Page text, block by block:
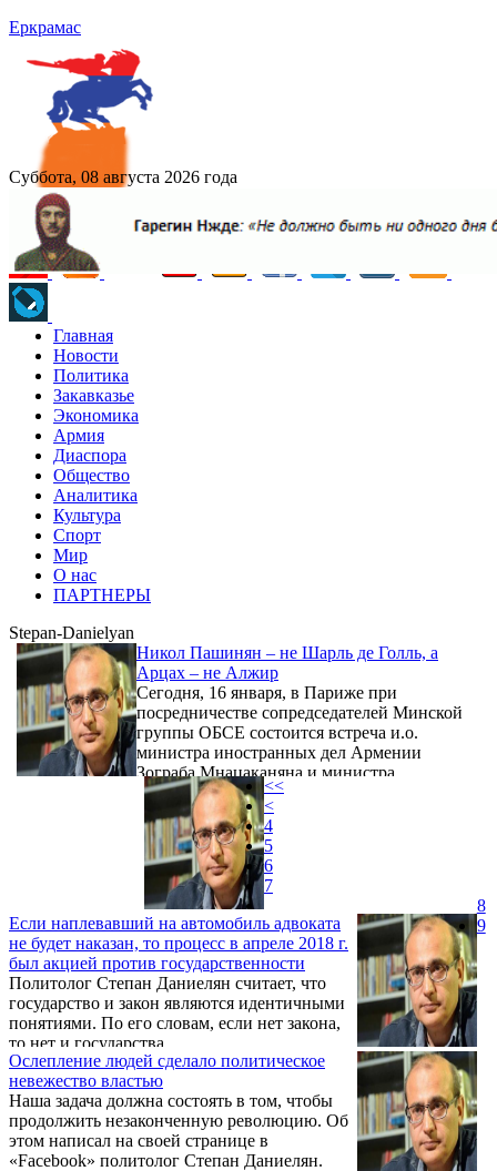
Еркрамас
Суббота, 08 августа 2026 года
Главная
Новости
Политика
Закавказье
Экономика
Армия
Диаспора
Общество
Аналитика
Культура
Спорт
Мир
О нас
ПАРТНЕРЫ
Stepan-Danielyan
Никол Пашинян – не Шарль де Голль, а
Арцах – не Алжир
Сегодня, 16 января, в Париже при
посредничестве сопредседателей Минской
группы ОБСЕ состоится встреча и.о.
министра иностранных дел Армении
Зограба Мнацаканяна и министра
иностранных дел Азербайджана Эльмара
Мамедъярова. МИД Армении иных
сведений не опубликовал. Повестка встречи
также не ясна, передает Panorama.am.
Если наплевавший на автомобиль адвоката
не будет наказан, то процесс в апреле 2018 г.
был акцией против государственности
Политолог Степан Даниелян считает, что
государство и закон являются идентичными
понятиями. По его словам, если нет закона,
то нет и государства.
Ослепление людей сделало политическое
невежество властью
Наша задача должна состоять в том, чтобы
продолжить незаконченную революцию. Об
этом написал на своей странице в
«Facebook» политолог Степан Даниелян.
<<
<
4
5
6
7
8
9